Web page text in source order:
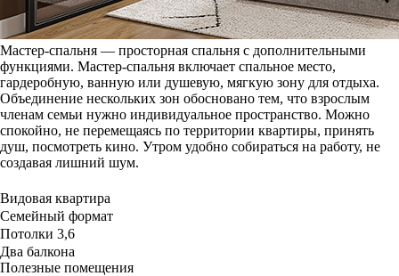
Мастер-спальня — просторная спальня с дополнительными
функциями. Мастер-спальня включает спальное место,
гардеробную, ванную или душевую, мягкую зону для отдыха.
Объединение нескольких зон обосновано тем, что взрослым
членам семьи нужно индивидуальное пространство. Можно
спокойно, не перемещаясь по территории квартиры, принять
душ, посмотреть кино. Утром удобно собираться на работу, не
создавая лишний шум.
Видовая квартира
Семейный формат
Потолки 3,6
Два балкона
Полезные помещения